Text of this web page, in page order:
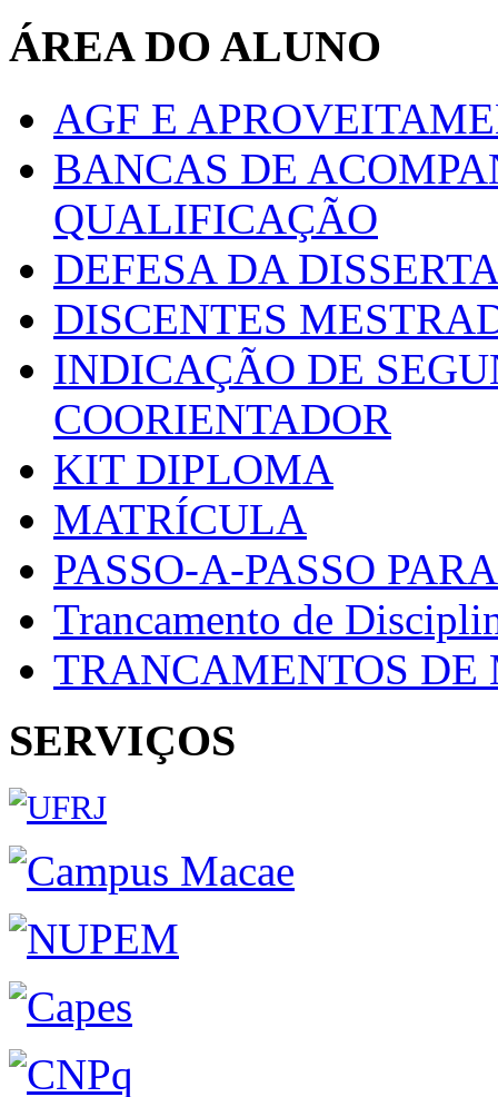
ÁREA DO ALUNO
AGF E
BANCAS DE
QUALIFICAÇÃO
DEFESA DA
DISCENTES
INDICAÇÃO DE
COORIENTADOR
KIT DIPLOMA
MATRÍCULA
PASSO-A-PASSO
Trancamento de
TRANCAMENTOS
SERVIÇOS